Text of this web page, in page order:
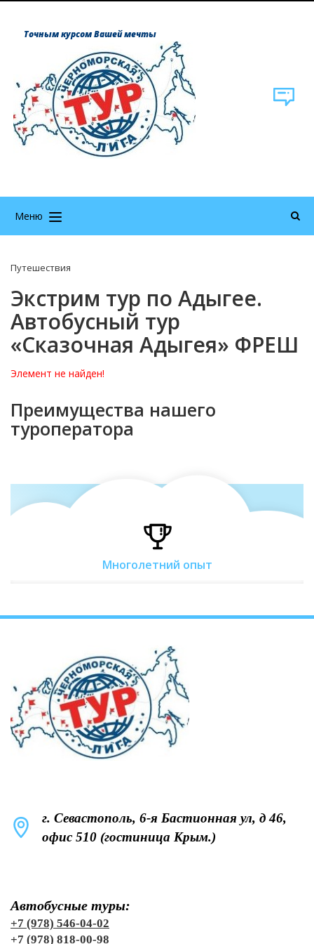
Точным курсом Вашей мечты
Меню
Путешествия
Экстрим тур по Адыгее.
Автобусный тур
«Сказочная Адыгея» ФРЕШ
Элемент не найден!
Преимущества нашего
туроператора
Многолетний опыт
г. Севастополь, 6-я Бастионная ул, д 46,
офис 510 (гостиница Крым.)
Автобусные туры:
+7 (978) 546-04-02
+7 (978) 818-00-98